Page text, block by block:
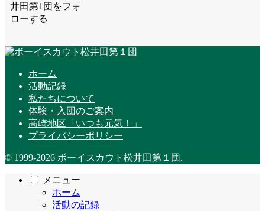
井田第1団をフォ
ローする
ホーム
活動記録
私たちについて
体験・入団のご案内
高崎地区「いつも元気！」
プライバシーポリシー
© 1999-2026 ボーイスカウト松井田第１団.
メニュー
ホーム
活動の記録